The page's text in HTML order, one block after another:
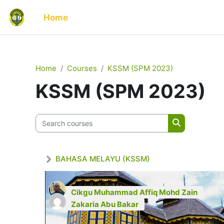
Home
Home Courses KSSM (SPM 2023)
KSSM (SPM 2023)
Search courses
Search
BAHASA MELAYU (KSSM)
Cikgu Muhammad Affiq Mohd Zain
Zakaria Abu Bakar